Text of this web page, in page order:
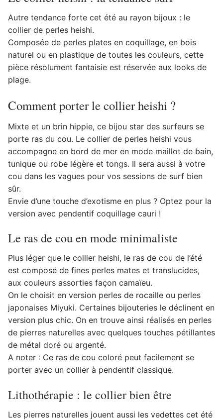
Autre tendance forte cet été au rayon bijoux : le
collier de perles heishi.
Composée de perles plates en coquillage, en bois
naturel ou en plastique de toutes les couleurs, cette
pièce résolument fantaisie est réservée aux looks de
plage.
Comment porter le collier heishi ?
Mixte et un brin hippie, ce bijou star des surfeurs se
porte ras du cou. Le collier de perles heishi vous
accompagne en bord de mer en mode maillot de bain,
tunique ou robe légère et tongs. Il sera aussi à votre
cou dans les vagues pour vos sessions de surf bien
sûr.
Envie d’une touche d’exotisme en plus ? Optez pour la
version avec pendentif coquillage cauri !
Le ras de cou en mode minimaliste
Plus léger que le collier heishi, le ras de cou de l’été
est composé de fines perles mates et translucides,
aux couleurs assorties façon camaïeu.
On le choisit en version perles de rocaille ou perles
japonaises Miyuki. Certaines bijouteries le déclinent en
version plus chic. On en trouve ainsi réalisés en perles
de pierres naturelles avec quelques touches pétillantes
de métal doré ou argenté.
A noter : Ce ras de cou coloré peut facilement se
porter avec un collier à pendentif classique.
Lithothérapie : le collier bien être
Les pierres naturelles jouent aussi les vedettes cet été